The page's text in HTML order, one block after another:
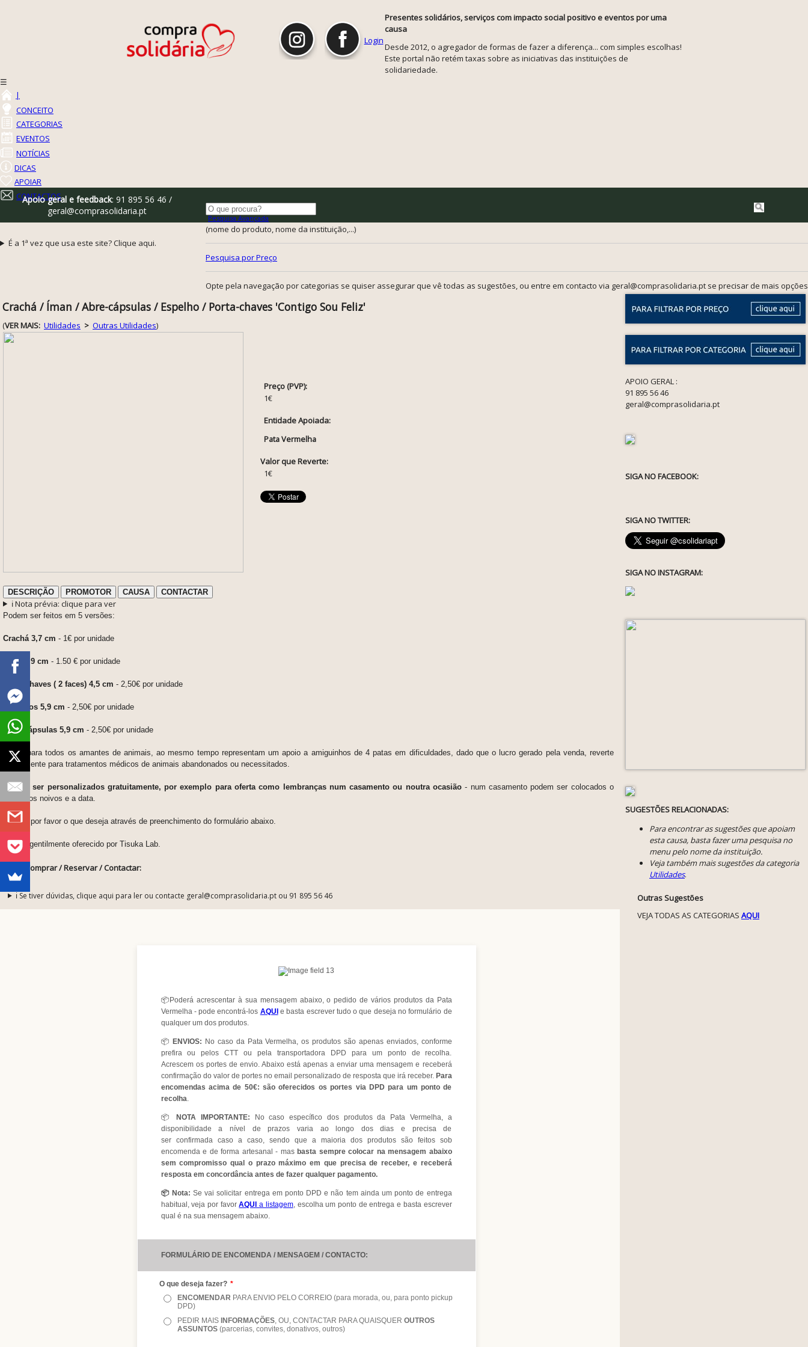
Login
Presentes solidários, serviços com impacto social positivo e eventos por uma
causa
Desde 2012, o agregador de formas de fazer a diferença... com simples escolhas!
Este portal não retém taxas sobre as iniciativas das instituições de
solidariedade.
☰
|
CONCEITO
CATEGORIAS
EVENTOS
NOTÍCIAS
DICAS
APOIAR
CONTACTOS
Pesquisa Avançada
(nome do produto, nome da instituição,...)
Pesquisa por Preço
Opte pela navegação por categorias se quiser assegurar que vê todas as sugestões, ou entre em contacto via geral@comprasolidaria.pt se precisar de mais opções
Apoio geral e feedback: 91 895 56 46 /
geral@comprasolidaria.pt
É a 1ª vez que usa este site? Clique aqui.
Crachá / Íman / Abre-cápsulas / Espelho / Porta-chaves 'Contigo Sou Feliz'
(VER MAIS: Utilidades > Outras Utilidades)
Preço (PVP):
1€
Entidade Apoiada:
Pata Vermelha
Valor que Reverte:
1€
DESCRIÇÃO PROMOTOR CAUSA CONTACTAR
ℹ️ Nota prévia: clique para ver
Podem ser feitos em 5 versões:
Crachá 3,7 cm - 1€ por unidade
Íman 5,9 cm - 1.50 € por unidade
Porta chaves ( 2 faces) 4,5 cm - 2,50€ por unidade
Espelhos 5,9 cm - 2,50€ por unidade
Abre Cápsulas 5,9 cm - 2,50€ por unidade
Ideais para todos os amantes de animais, ao mesmo tempo representam um apoio a amiguinhos de 4 patas em dificuldades, dado que o lucro gerado pela venda, reverte
inteiramente para tratamentos médicos de animais abandonados ou necessitados.
Podem ser personalizados gratuitamente, por exemplo para oferta como lembranças num casamento ou noutra ocasião- num casamento podem ser colocados o
nome dos noivos e a data.
Indique por favor o que deseja através de preenchimento do formulário abaixo.
Design gentilmente oferecido por Tisuka Lab.
Como Comprar / Reservar / Contactar:
ℹ️ Se tiver dúvidas, clique aqui para ler ou contacte geral@comprasolidaria.pt ou 91 895 56 46
APOIO GERAL :
91 895 56 46
geral@comprasolidaria.pt
SIGA NO FACEBOOK:
SIGA NO TWITTER:
SIGA NO INSTAGRAM:
SUGESTÕES RELACIONADAS:
Para encontrar as sugestões que apoiam
esta causa, basta fazer uma pesquisa no
menu pelo nome da instituição.
Veja também mais sugestões da categoria
Utilidades.
Outras Sugestões
VEJA TODAS AS CATEGORIAS AQUI